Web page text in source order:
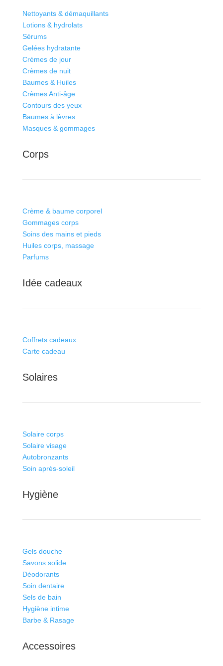
Nettoyants & démaquillants
Lotions & hydrolats
Sérums
Gelées hydratante
Crèmes de jour
Crèmes de nuit
Baumes & Huiles
Crèmes Anti-âge
Contours des yeux
Baumes à lèvres
Masques & gommages
Corps
Crème & baume corporel
Gommages corps
Soins des mains et pieds
Huiles corps, massage
Parfums
Idée cadeaux
Coffrets cadeaux
Carte cadeau
Solaires
Solaire corps
Solaire visage
Autobronzants
Soin après-soleil
Hygiène
Gels douche
Savons solide
Déodorants
Soin dentaire
Sels de bain
Hygiène intime
Barbe & Rasage
Accessoires